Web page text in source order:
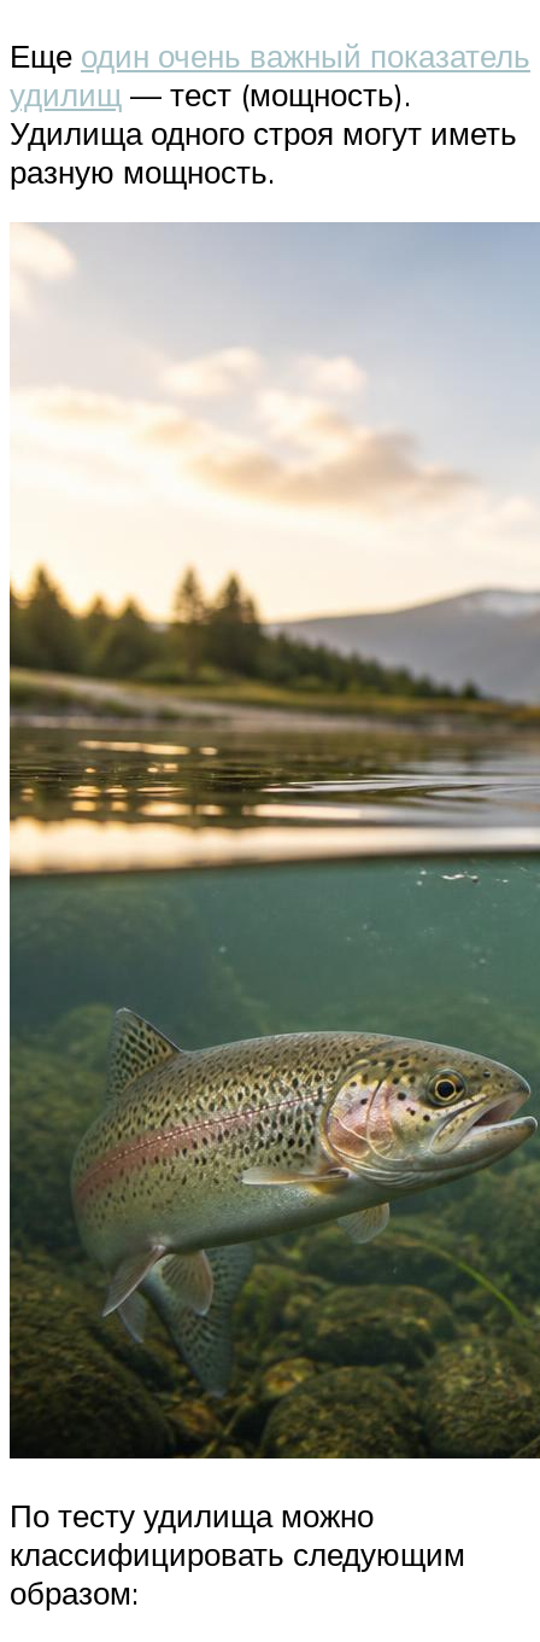
Еще один очень важный показатель
удилищ — тест (мощность).
Удилища одного строя могут иметь
разную мощность.
По тесту удилища можно
классифицировать следующим
образом: